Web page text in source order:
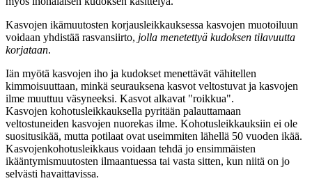
Kasvojen ikämuutosten korjausleikkauksessa kasvojen muotoiluun
voidaan yhdistää rasvansiirto, jolla menetettyä kudoksen tilavuutta
korjataan.
Iän myötä kasvojen iho ja kudokset menettävät vähitellen
kimmoisuuttaan, minkä seurauksena kasvot veltostuvat ja kasvojen
ilme muuttuu väsyneeksi. Kasvot alkavat "roikkua".
Kasvojen kohotusleikkauksella pyritään palauttamaan
veltostuneiden kasvojen nuorekas ilme. Kohotusleikkauksiin ei ole
suositusikää, mutta potilaat ovat useimmiten lähellä 50 vuoden ikää.
Kasvojenkohotusleikkaus voidaan tehdä jo ensimmäisten
ikääntymismuutosten ilmaantuessa tai vasta sitten, kun niitä on jo
selvästi havaittavissa.